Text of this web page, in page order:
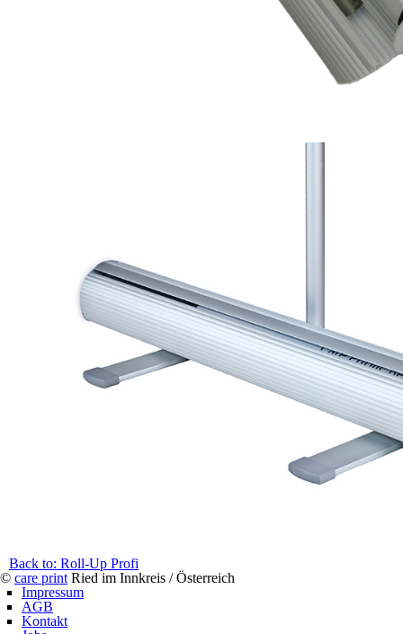
Back to: Roll-Up Profi
© care print Ried im Innkreis / Österreich
Impressum
AGB
Kontakt